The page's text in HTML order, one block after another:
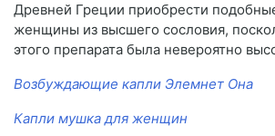
Древней Греции приобрести
женщины из высшего сословия,
этого препарата была невероятно
Возбуждающие капли Элемнет Она
Капли мушка для женщин